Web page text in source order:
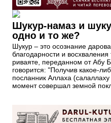
Шукур-намаз и
одно и то же?
Шукур – это осознание
благодарности и
риваяте, переданном от Абу
говорится: "Получив какое-
посланник Аллаха
момент совершал земной